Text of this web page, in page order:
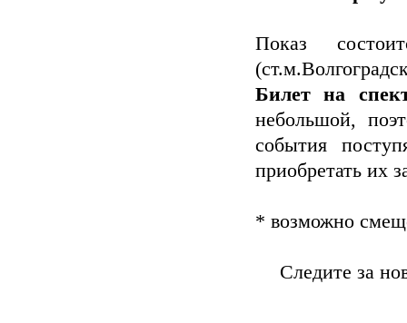
Показ
Билет на
небольшой,
события
приобретать их
* возможно
Следите за